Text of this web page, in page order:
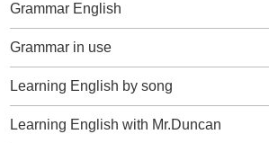
Grammar English
Grammar in use
Learning English by song
Learning English with Mr.Duncan